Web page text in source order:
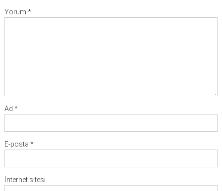
Yorum *
Ad *
E-posta *
İnternet sitesi